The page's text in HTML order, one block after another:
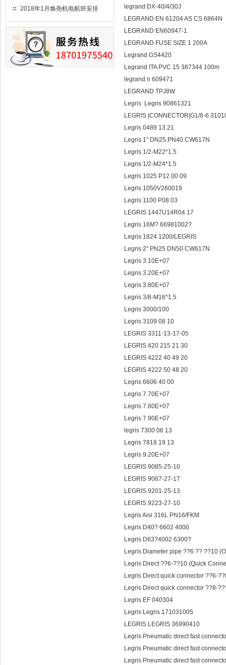
（2018）
2018年1月焕尧机电航班安排
legrand DX-40/4/30J
LEGRAND EN 61204 AS CS 6864N
LEGRAND EN60947-1
LEGRAND FUSE SIZE 1 200A
Legrand GS4420
Legrand ITA PVC 15 387344 100m
legrand n 609471
LEGRAND TPJ8W
Legris Legris 90861321
LEGRIS |CONNECTOR|G1/8-6
Legris 0489 13 21
Legris 1" DN25 PN40 CW617N
Legris 1/2-M22*1.5
Legris 1/2-M24*1.5
Legris 1025 P12 00 09
Legris 1050V260019
Legris 1100 P08 03
LEGRIS 1447U14R04 17
Legris 16M? 66981002?
Legris 1824 1200/LEGRIS
Legris 2" PN25 DN50 CW617N
Legris 3.10E+07
Legris 3.20E+07
Legris 3.80E+07
Legris 3/8-M16*1.5
Legris 3000/100
Legris 3109 08 10
LEGRIS 3311-13-17-05
LEGRIS 420 215 21 30
LEGRIS 4222 40 49 20
LEGRIS 4222 50 48 20
Legris 6606 40 00
Legris 7.70E+07
Legris 7.80E+07
Legris 7.90E+07
legris 7300 06 13
Legris 7818 19 13
Legris 9.20E+07
LEGRIS 9085-25-10
LEGRIS 9087-27-17
LEGRIS 9201-25-13
LEGRIS 9223-27-10
Legris Aisi 316L PN16/FKM
Legris D40? 6602 4000
Legris D63?4002 6300?
Legris Diameter pipe ??6 ?? ??10
Legris Direct ??6-??10 (Quick
Legris Direct quick connector ??6-
Legris Direct quick connector ??8-
Legris EF 040304
Legris Legris 171031005
LEGRIS LEGRIS 36990410
Legris Pneumatic direct fast
Legris Pneumatic direct fast
Legris Pneumatic direct fast